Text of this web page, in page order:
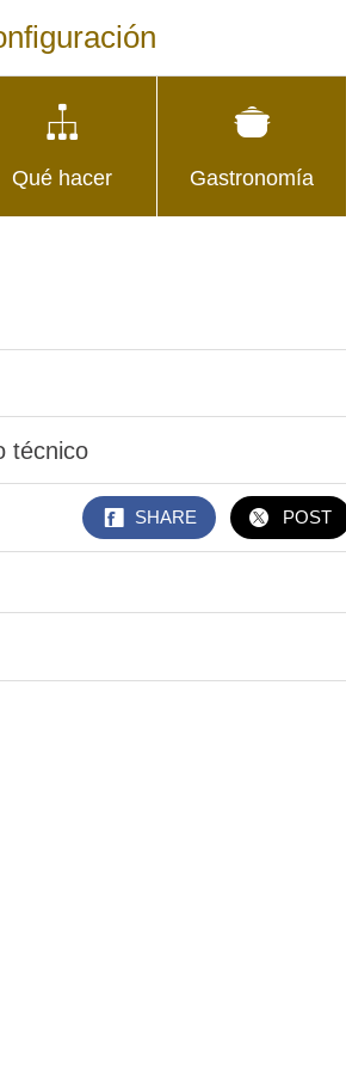
Qué hacer Gastronomía
técnico
SHARE POST